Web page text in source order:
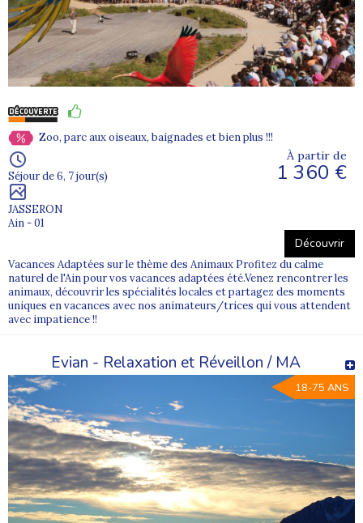
Zoo, parc aux oiseaux, baignades et bien plus !!!
Séjour de 6, 7 jour(s)
JASSERON
Ain - 01
À partir de
1 360 €
Découvrir
Vacances Adaptées sur le thème des Animaux Profitez du calme
naturel de l'Ain pour vos vacances adaptées été.Venez rencontrer les
animaux, découvrir les spécialités locales et partagez des moments
uniques en vacances avec nos animateurs/trices qui vous attendent
avec impatience !!
Evian - Relaxation et Réveillon / MA
18-75 ANS